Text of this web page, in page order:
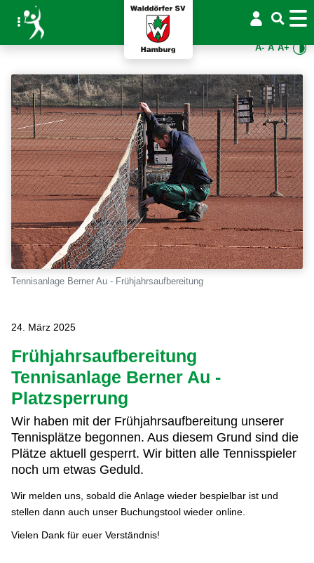
A- A A+
Tennisanlage Berner Au - Frühjahrsaufbereitung
24. März 2025
Frühjahrsaufbereitung
Tennisanlage Berner Au -
Platzsperrung
Wir haben mit der Frühjahrsaufbereitung unserer
Tennisplätze begonnen. Aus diesem Grund sind die
Plätze aktuell gesperrt. Wir bitten alle Tennisspieler
noch um etwas Geduld.
Wir melden uns, sobald die Anlage wieder bespielbar ist und
stellen dann auch unser Buchungstool wieder online.
Vielen Dank für euer Verständnis!